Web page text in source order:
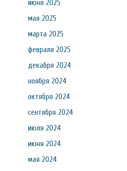
июня 2025
мая 2025
марта 2025
февраля 2025
декабря 2024
ноября 2024
октября 2024
сентября 2024
июля 2024
июня 2024
мая 2024